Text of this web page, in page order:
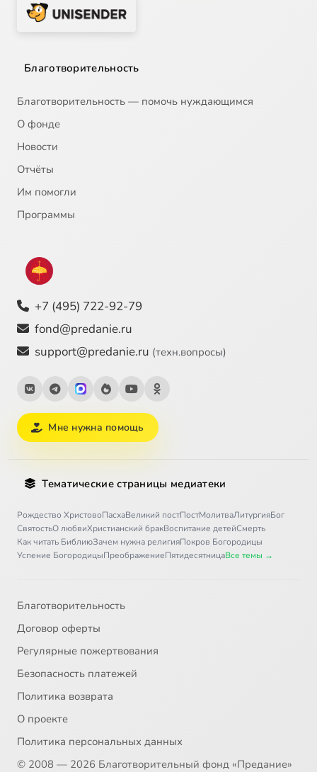
Благотворительность
Благотворительность — помочь нуждающимся
О фонде
Новости
Отчёты
Им помогли
Программы
+7 (495) 722-92-79
fond@predanie.ru
support@predanie.ru (техн.вопросы)
Мне нужна помощь
Тематические страницы медиатеки
Рождество ХристовоПасхаВеликий постПостМолитваЛитургияБог
СвятостьО любвиХристианский бракВоспитание детейСмерть
Как читать БиблиюЗачем нужна религияПокров Богородицы
Успение БогородицыПреображениеПятидесятницаВсе темы →
Благотворительность
Договор оферты
Регулярные пожертвования
Безопасность платежей
Политика возврата
О проекте
Политика персональных данных
© 2008 — 2026 Благотворительный фонд «Предание»